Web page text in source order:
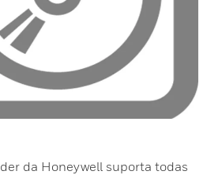
da Honeywell suporta todas